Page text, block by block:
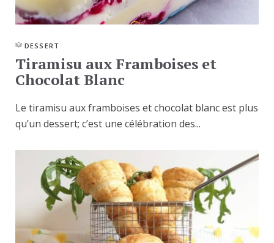
DESSERT
Tiramisu aux Framboises et
Chocolat Blanc
Le tiramisu aux framboises et chocolat blanc est plus
qu’un dessert; c’est une célébration des...